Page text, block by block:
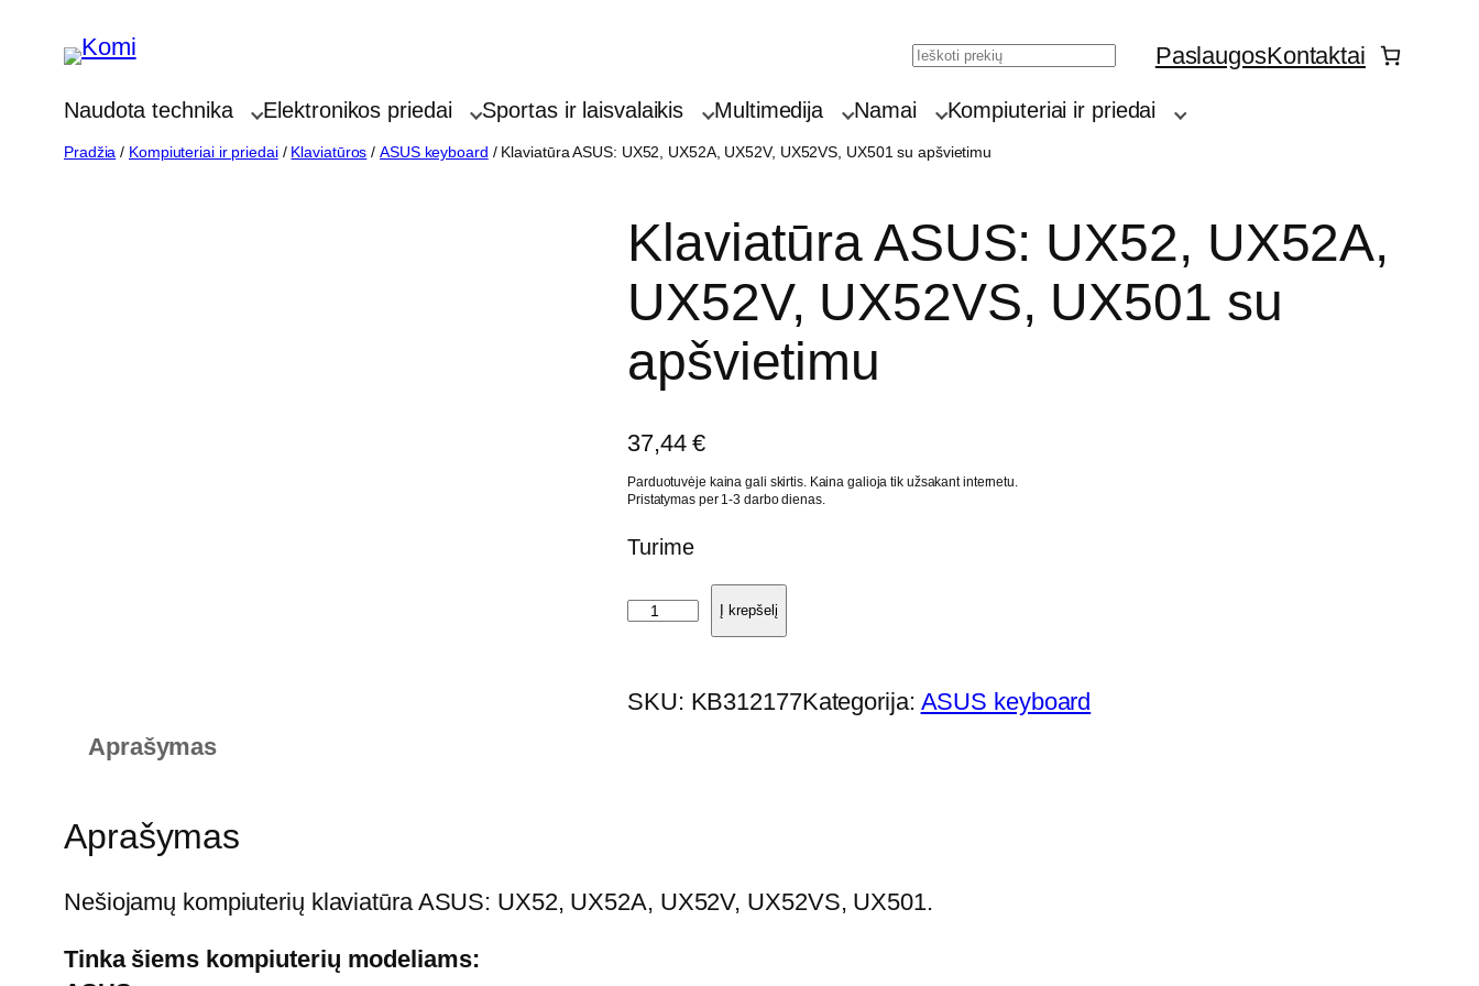
Search PaslaugosKontaktai
Naudota technika Elektronikos priedai Sportas ir laisvalaikis Multimedija Namai Kompiuteriai ir priedai
Pradžia / Kompiuteriai ir priedai/ Klaviatūros /ASUS keyboard / Klaviatūra ASUS: UX52, UX52A, UX52V, UX52VS, UX501 su apšvietimu
Klaviatūra ASUS: UX52, UX52A,
UX52V, UX52VS, UX501 su
apšvietimu
37,44€
Parduotuvėje kaina gali skirtis. Kaina galioja tik užsakant internetu.
Pristatymas per 1-3 darbo dienas.
Turime
p
d
i
Į krepšelį
SKU: KB312177Kategorija: ASUS keyboard
Aprašymas
Aprašymas
Nešiojamų kompiuterių klaviatūra ASUS: UX52, UX52A, UX52V, UX52VS, UX501.
Tinka šiems kompiuterių modeliams: